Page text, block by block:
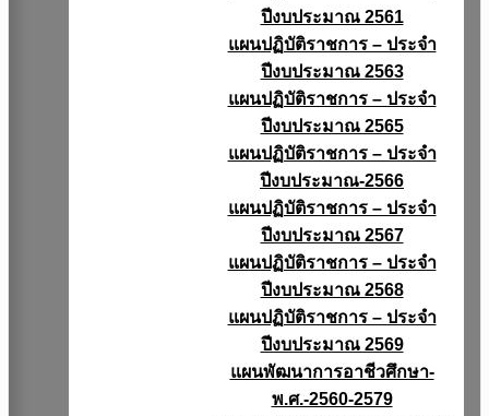
ปีงบประมาณ 2561
แผนปฏิบัติราชการ – ประจำ
ปีงบประมาณ 2563
แผนปฏิบัติราชการ – ประจำ
ปีงบประมาณ 2565
แผนปฏิบัติราชการ – ประจำ
ปีงบประมาณ-2566
แผนปฏิบัติราชการ – ประจำ
ปีงบประมาณ 2567
แผนปฏิบัติราชการ – ประจำ
ปีงบประมาณ 2568
แผนปฏิบัติราชการ – ประจำ
ปีงบประมาณ 2569
แผนพัฒนาการอาชีวศึกษา-
พ.ศ.-2560-2579